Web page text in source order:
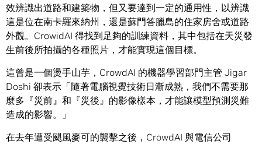
效辨識出道路和建築物，但又要達到一定的通用性，以辨識
這是位在南卡羅來納州，還是蘇門答臘島的住家房舍或道路
外觀。CrowidAI 得找到足夠的訓練資料，其中包括在天災發
生前後所拍攝的各種照片，才能實現這個目標。
這曾是一個燙手山芋，CrowdAI 的機器學習部門主管 Jigar
Doshi 卻表示「隨著電腦視覺技術日漸成熟，我們不需要那
麼多『災前』和『災後』的影像樣本，才能讓模型預測災難
造成的影響。」
在去年遭受颶風麥可的襲擊之後，CrowdAI 與電信公司